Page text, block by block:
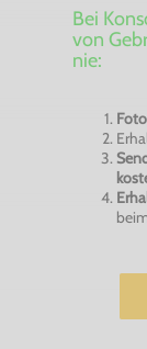
Bei
von
nie: